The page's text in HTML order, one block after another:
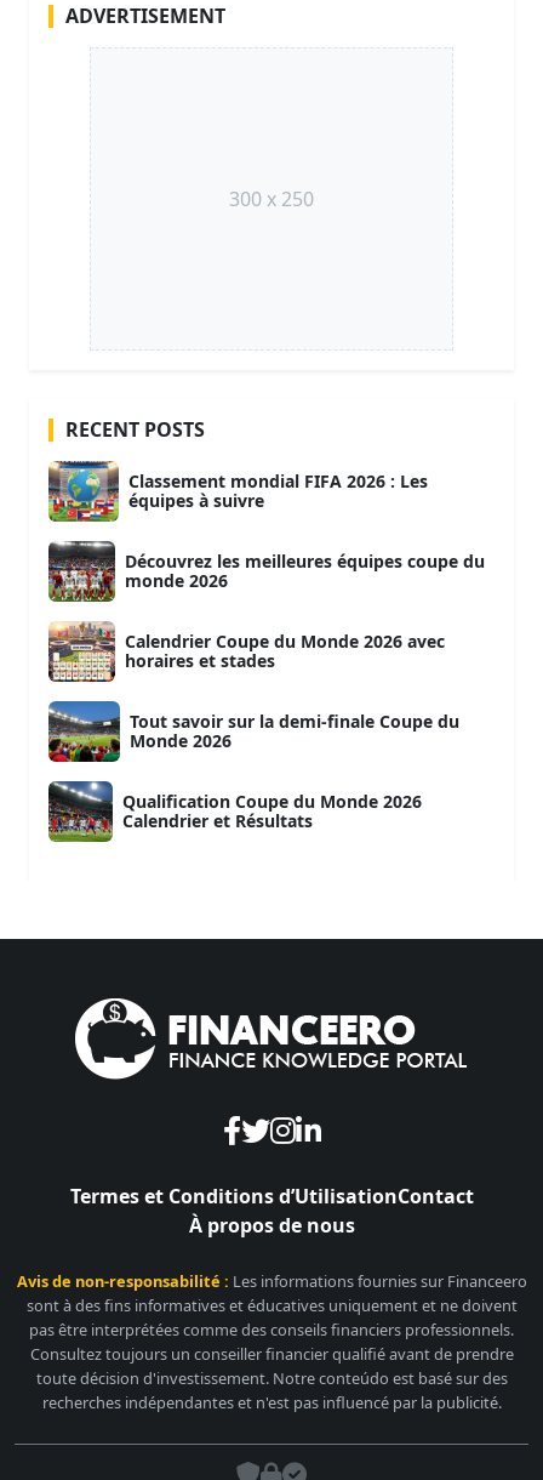
ADVERTISEMENT
300 x 250
RECENT POSTS
Classement mondial FIFA 2026 : Les
équipes à suivre
Découvrez les meilleures équipes coupe du
monde 2026
Calendrier Coupe du Monde 2026 avec
horaires et stades
Tout savoir sur la demi-finale Coupe du
Monde 2026
Qualification Coupe du Monde 2026
Calendrier et Résultats
Termes et Conditions d’UtilisationContact
À propos de nous
Avis de non-responsabilité : Les informations fournies sur Financeero
sont à des fins informatives et éducatives uniquement et ne doivent
pas être interprétées comme des conseils financiers professionnels.
Consultez toujours un conseiller financier qualifié avant de prendre
toute décision d'investissement. Notre conteúdo est basé sur des
recherches indépendantes et n'est pas influencé par la publicité.